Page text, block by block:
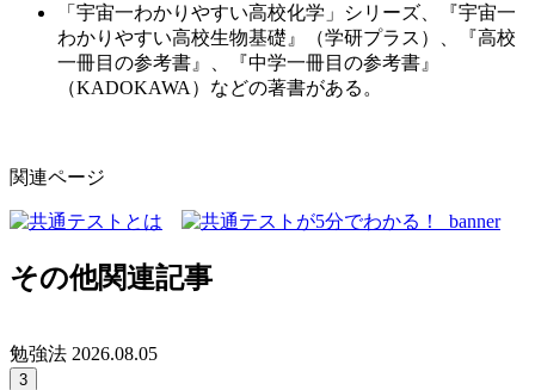
「宇宙一わかりやすい高校化学」シリーズ、『宇宙一
わかりやすい高校生物基礎』（学研プラス）、『高校
一冊目の参考書』、『中学一冊目の参考書』
（KADOKAWA）などの著書がある。
関連ページ
その他関連記事
勉強法 2026.08.05
3